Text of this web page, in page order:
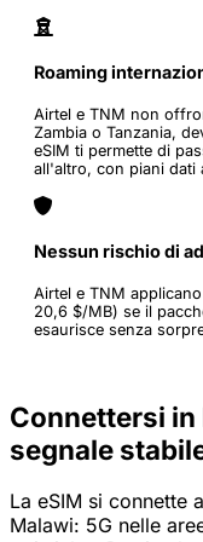
Roaming
Airtel e TNM non
Zambia o Tanzania,
eSIM ti permette di
all'altro, con piani dati
Nessun rischio di
Airtel e TNM
20,6 $/MB) se il
esaurisce senza
Connettersi in
segnale
La eSIM si connette
Malawi: 5G nelle